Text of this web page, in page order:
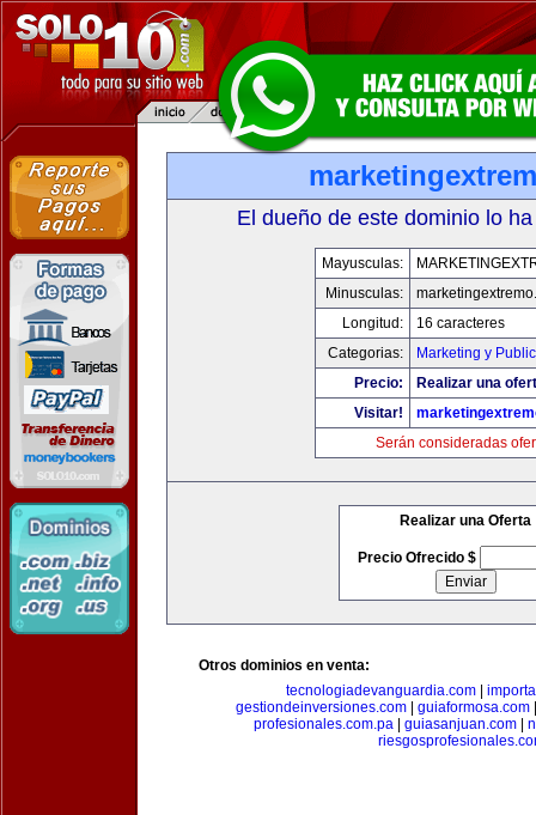
El dueño de este dominio lo
Mayusculas:
Minusculas:
Longitud:
16 caracteres
Categorias:
Marketing y
Precio:
Realizar una
Visitar!
Serán consideradas
Realizar una Oferta
Precio Ofrecido $
Otros dominios en venta:
tecnologiadevanguardia.com|
gestiondeinversiones.com| guiaformosa.com
profesionales.com.pa
guiasanjuan.com